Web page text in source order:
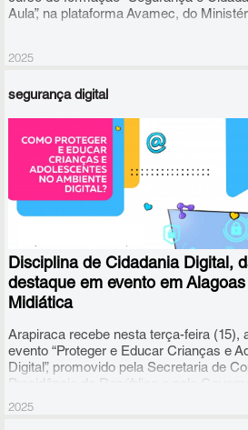
Aula”, na plataforma Avamec, do
O curso permite que professores de
conhecimento possam dar aulas da
Digital, desenvolvida pela SaferNet e
Unido, para alunos dos dois últimos
e para os três anos do Ensino Médio.
2025
segurança digital
Disciplina de Cidadania Digital,
destaque em evento em
Midiática
Arapiraca recebe nesta terça-feira (15),
evento “Proteger e Educar Crianças e
Digital”, promovido pela Secretaria de
Presidência da República e pelo
2025